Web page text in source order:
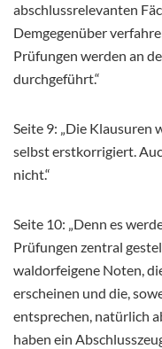
abschlussrelevanten
Demgegenüber
Prüfungen werden an
durchgeführt.“
Seite 9: „Die
selbst erstkorrigiert.
nicht.“
Seite 10: „Denn es
Prüfungen zentral
waldorfeigene Noten,
erscheinen und die,
entsprechen, natürlich
haben ein